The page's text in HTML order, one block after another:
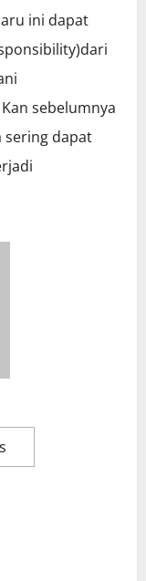
ini dapat
sebelumnya
sering dapat